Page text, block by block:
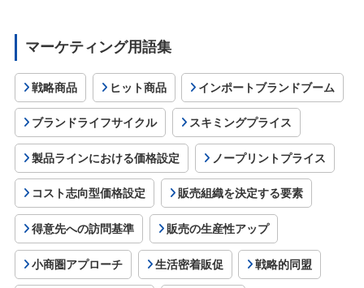
マーケティング用語集
戦略商品 ヒット商品 インポートブランドブーム
ブランドライフサイクル スキミングプライス
製品ラインにおける価格設定 ノープリントプライス
コスト志向型価格設定 販売組織を決定する要素
得意先への訪問基準 販売の生産性アップ
小商圏アプローチ 生活密着販促 戦略的同盟